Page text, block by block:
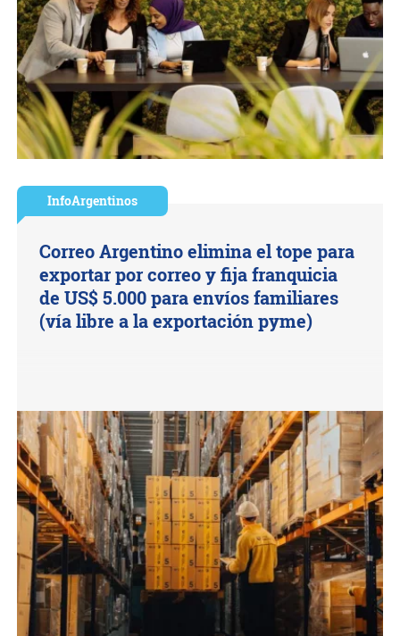
InfoArgentinos
Correo Argentino elimina el tope para
exportar por correo y fija franquicia
de US$ 5.000 para envíos familiares
(vía libre a la exportación pyme)